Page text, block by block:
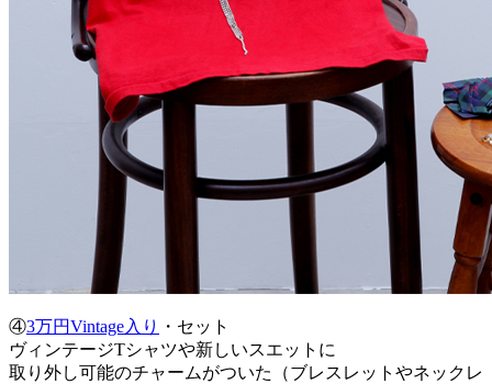
④3万円Vintage入り
・セット
ヴィンテージTシャツや新しいスエットに
取り外し可能のチャームがついた（ブレスレットやネックレ